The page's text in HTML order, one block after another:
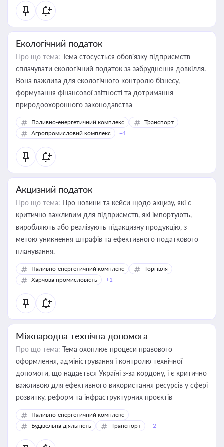
Екологічний податок
Про що тема: Тема стосується обов’язку підприємств
сплачувати екологічний податок за забруднення довкілля.
Вона важлива для екологічного контролю бізнесу,
формування фінансової звітності та дотримання
природоохоронного законодавства
Паливно-енергетичний комплекс
Транспорт
Агропромисловий комплекс
+1
Акцизний податок
Про що тема: Про новини та кейси щодо акцизу, які є
критично важливим для підприємств, які імпортують,
виробляють або реалізують підакцизну продукцію, з
метою уникнення штрафів та ефективного податкового
планування.
Паливно-енергетичний комплекс
Торгівля
Харчова промисловість
+1
Міжнародна технічна допомога
Про що тема: Тема охоплює процеси правового
оформлення, адміністрування і контролю технічної
допомоги, що надається Україні з-за кордону, і є критично
важливою для ефективного використання ресурсів у сфері
розвитку, реформ та інфраструктурних проєктів
Паливно-енергетичний комплекс
Будівельна діяльність
Транспорт +2